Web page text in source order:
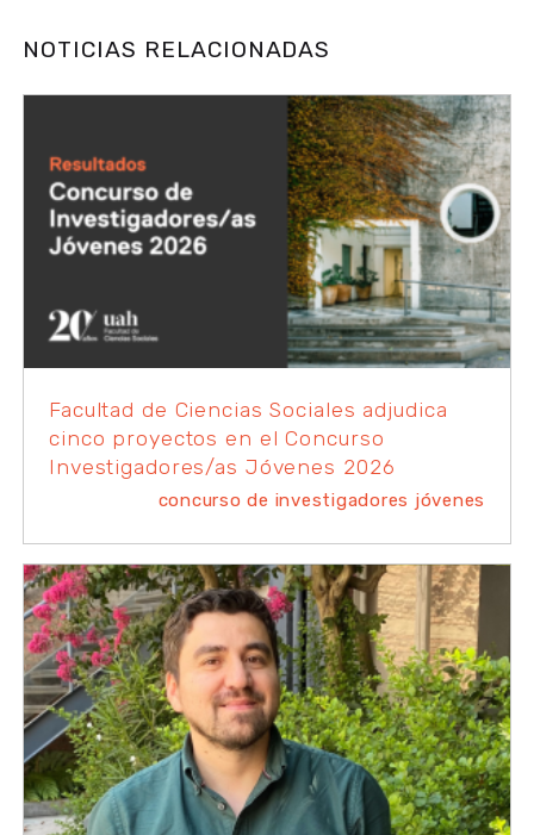
NOTICIAS RELACIONADAS
Facultad de Ciencias Sociales adjudica
cinco proyectos en el Concurso
Investigadores/as Jóvenes 2026
concurso de investigadores jóvenes